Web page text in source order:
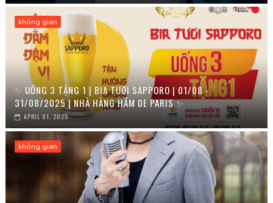
không gian
✨ UỐNG 3 TẶNG 1 | BIA TƯƠI SAPPORO | 01/08 -
31/08/2025 | NHÀ HÀNG HẦM DE PARIS ✨
APRIL 01, 2025
không gian